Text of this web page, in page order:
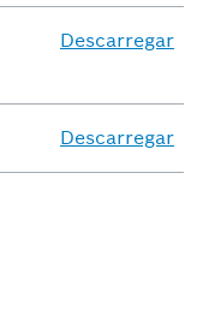
Descarregar
Descarregar